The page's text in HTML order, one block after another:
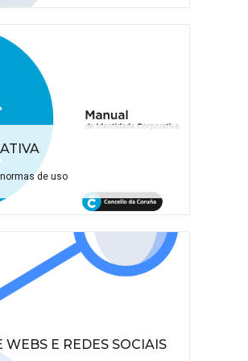
de uso
WEBS E REDES SOCIAIS